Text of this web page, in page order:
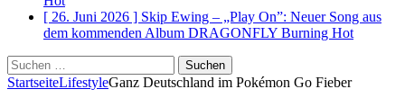
[ 26. Juni 2026 ] Skip Ewing – „Play On”: Neuer Song aus
dem kommenden Album DRAGONFLY Burning Hot
Suchen
nach:
StartseiteLifestyleGanz Deutschland im Pokémon Go Fieber